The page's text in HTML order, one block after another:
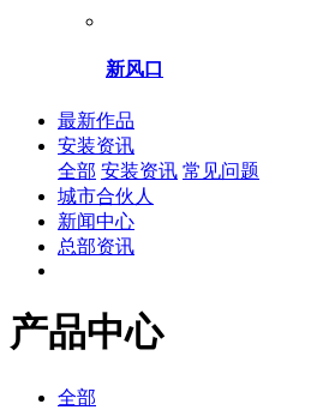
新风口
最新作品
安装资讯
全部 安装资讯 常见问题
城市合伙人
新闻中心
总部资讯
产品中心
全部